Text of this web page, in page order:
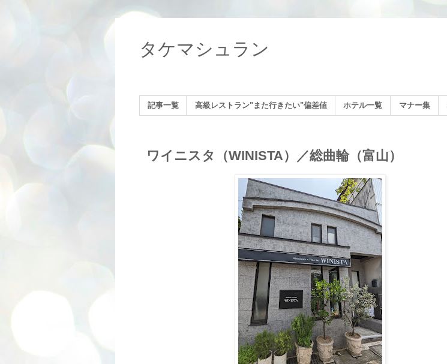
タケマシュラン
記事一覧 高級レストラン"また行きたい"偏差値 ホテル一覧 マナー集
ワイニスタ（WINISTA）／総曲輪（富山）